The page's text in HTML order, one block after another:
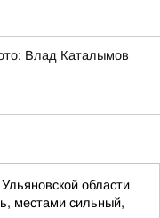
Влад Каталымов
области
местами сильный,